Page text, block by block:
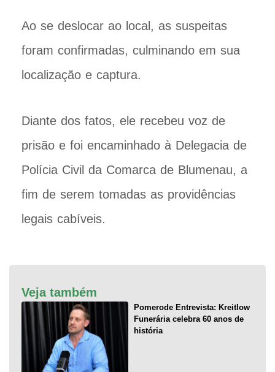
Ao se deslocar ao local, as suspeitas
foram confirmadas, culminando em sua
localização e captura.
Diante dos fatos, ele recebeu voz de
prisão e foi encaminhado à Delegacia de
Polícia Civil da Comarca de Blumenau, a
fim de serem tomadas as providências
legais cabíveis.
Veja também
Pomerode Entrevista: Kreitlow
Funerária celebra 60 anos de
história